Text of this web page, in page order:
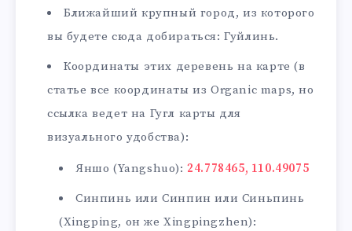
Ближайший крупный город, из которого
вы будете сюда добираться: Гуйлинь.
Координаты этих деревень на карте (в
статье все координаты из Organic maps, но
ссылка ведет на Гугл карты для
визуального удобства):
Яншо (Yangshuo):24.778465, 110.49075
Синпинь или Синпин или Синьпинь
(Xingping, он же Xingpingzhen):